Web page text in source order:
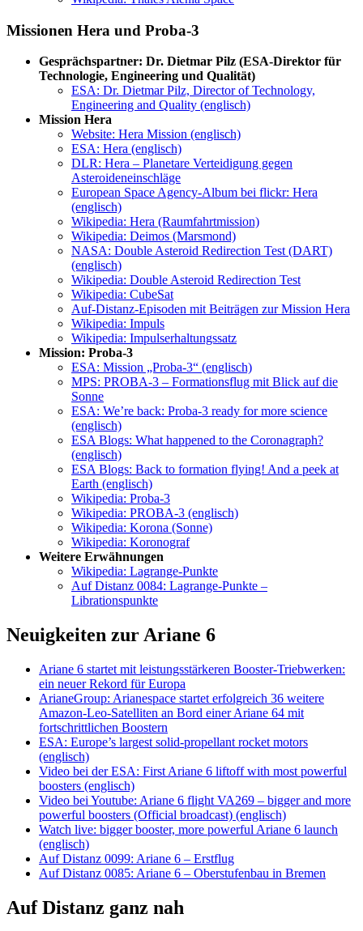
Missionen Hera und Proba-3
Gesprächspartner: Dr. Dietmar Pilz (ESA-Direktor für
Technologie, Engineering und Qualität)
ESA: Dr. Dietmar Pilz, Director of Technology,
Engineering and Quality (englisch)
Mission Hera
Website: Hera Mission (englisch)
ESA: Hera (englisch)
DLR: Hera – Planetare Verteidigung gegen
Asteroideneinschläge
European Space Agency-Album bei flickr: Hera
(englisch)
Wikipedia: Hera (Raumfahrtmission)
Wikipedia: Deimos (Marsmond)
NASA: Double Asteroid Redirection Test (DART)
(englisch)
Wikipedia: Double Asteroid Redirection Test
Wikipedia: CubeSat
Auf-Distanz-Episoden mit Beiträgen zur Mission Hera
Wikipedia: Impuls
Wikipedia: Impulserhaltungssatz
Mission: Proba-3
ESA: Mission „Proba-3“ (englisch)
MPS: PROBA-3 – Formationsflug mit Blick auf die
Sonne
ESA: We’re back: Proba-3 ready for more science
(englisch)
ESA Blogs: What happened to the Coronagraph?
(englisch)
ESA Blogs: Back to formation flying! And a peek at
Earth (englisch)
Wikipedia: Proba-3
Wikipedia: PROBA-3 (englisch)
Wikipedia: Korona (Sonne)
Wikipedia: Koronograf
Weitere Erwähnungen
Wikipedia: Lagrange-Punkte
Auf Distanz 0084: Lagrange-Punkte –
Librationspunkte
Neuigkeiten zur Ariane 6
Ariane 6 startet mit leistungsstärkeren Booster-Triebwerken:
ein neuer Rekord für Europa
ArianeGroup: Arianespace startet erfolgreich 36 weitere
Amazon-Leo-Satelliten an Bord einer Ariane 64 mit
fortschrittlichen Boostern
ESA: Europe’s largest solid-propellant rocket motors
(englisch)
Video bei der ESA: First Ariane 6 liftoff with most powerful
boosters (englisch)
Video bei Youtube: Ariane 6 flight VA269 – bigger and more
powerful boosters (Official broadcast) (englisch)
Watch live: bigger booster, more powerful Ariane 6 launch
(englisch)
Auf Distanz 0099: Ariane 6 – Erstflug
Auf Distanz 0085: Ariane 6 – Oberstufenbau in Bremen
Auf Distanz ganz nah